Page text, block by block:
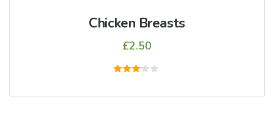
Chicken Breasts
£2.50
3.00